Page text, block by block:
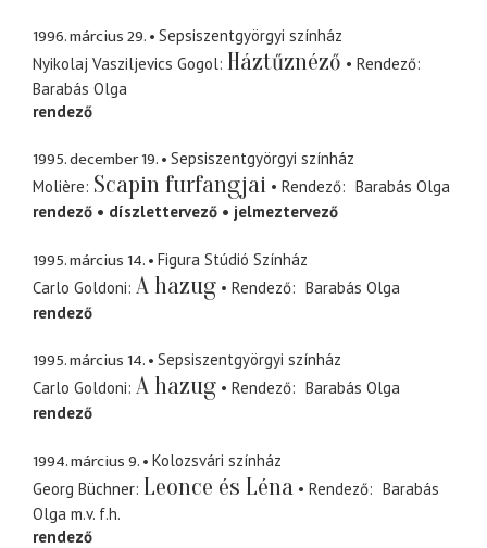
1996. március 29.
Sepsiszentgyörgyi színház
Nyikolaj Vasziljevics Gogol Háztűznéző
Rendező
Barabás Olga
rendező
1995. december 19.
Sepsiszentgyörgyi színház
Molière Scapin furfangjai Rendező
Barabás Olga
rendező
díszlettervező jelmeztervező
1995. március 14.
Figura Stúdió Színház
Carlo Goldoni A hazug Rendező
Barabás Olga
rendező
1995. március 14.
Sepsiszentgyörgyi színház
Carlo Goldoni A hazug Rendező
Barabás Olga
rendező
1994. március 9.
Kolozsvári színház
Georg Büchner Leonce és Léna Rendező
Barabás
Olga m.v. f.h.
rendező